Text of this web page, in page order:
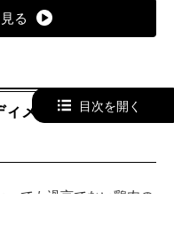
る
メイクしましょ
ても過言でない鶏肉の
目次を開く